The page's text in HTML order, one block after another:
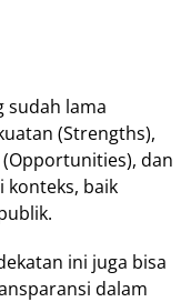
sudah lama
(Strengths),
(Opportunities), dan
konteks, baik
ini juga bisa
dalam